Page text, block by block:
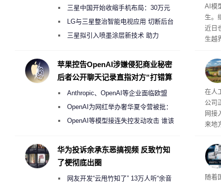
公
AI模
生。
近日
生越
在人
公司
网接
来地
价
0英
当
斯顿
传
随着
三星中国开始收缩手机布局：30万元
月销售额不达标门店 将被逐步清退
LG与三星整治智能电视应用 切断后台
偷偷共享带宽的违规行为
三星拟引入喷墨涂层新技术 助力
度
苹果控告OpenAI涉嫌侵犯商业秘密
后者公开聊天记录直指对方“打错算
Anthropic、OpenAI等企业面临欧盟
《人工智能法案》全新执法权限审查
OpenAI为网红举办奢华夏令营被批：
2000美元一晚 遭讽“反乌托邦”
OpenAI等模型接连失控发动攻击 谁该
华为投诉余承东恶搞视频 反致竹知
了梗彻底出圈
网友开发“云甩竹知了” 13万人听“余音